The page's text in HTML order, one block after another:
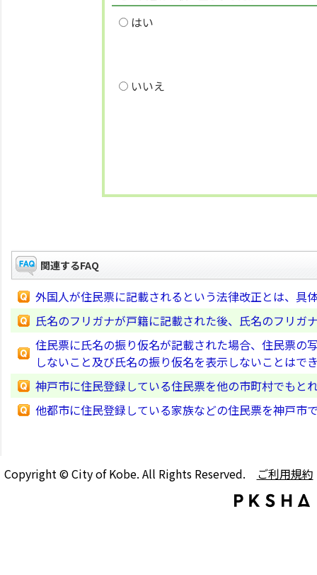
はい
いいえ
関連するFAQ
外国人が住民票に記載されるという法律改正とは、具
氏名のフリガナが戸籍に記載された後、氏名のフリガ
住民票に氏名の振り仮名が記載された場合、住民票の
しないこと及び氏名の振り仮名を表示しないことはで
神戸市に住民登録している住民票を他の市町村でもと
他都市に住民登録している家族などの住民票を神戸市
Copyright © City of Kobe. All Rights Reserved. ご利用規約